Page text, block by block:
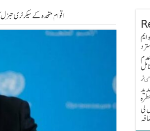
اقوام متحدہ کے سیکرٹری
کی